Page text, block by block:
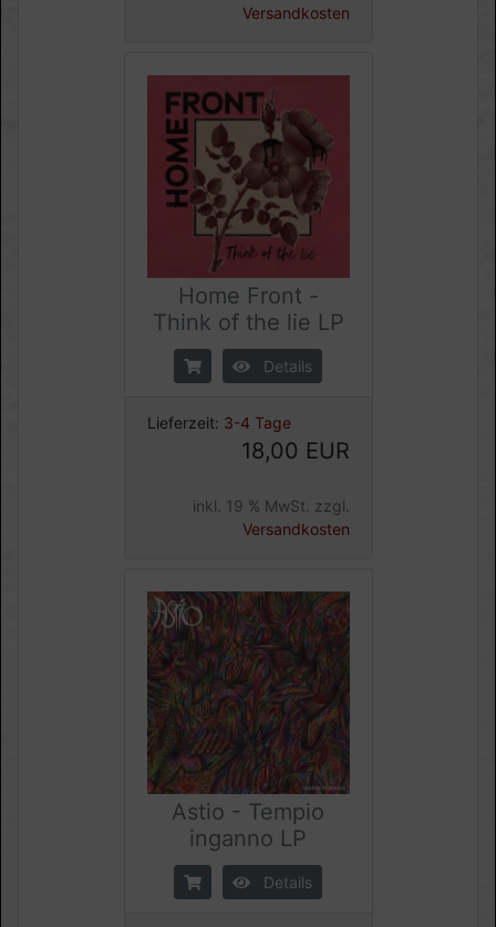
Versandkosten
Home Front -
Think of the lie LP
Details
Lieferzeit: 3-4 Tage
18,00 EUR
inkl. 19 % MwSt. zzgl.
Versandkosten
Astio - Tempio
inganno LP
Details